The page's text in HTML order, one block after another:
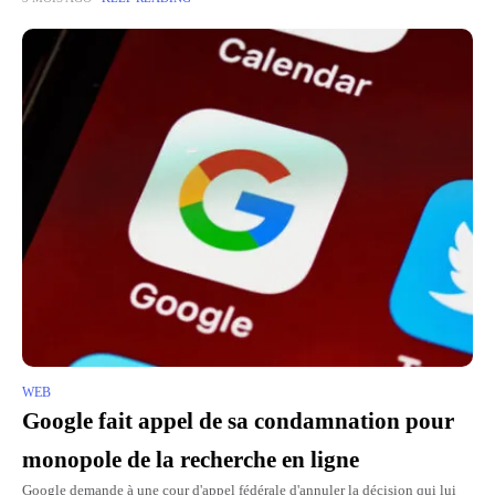
WEB
Google fait appel de sa condamnation pour
monopole de la recherche en ligne
Google demande à une cour d'appel fédérale d'annuler la décision qui lui